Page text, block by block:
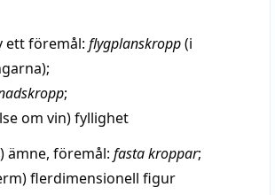
ettföremål: flygplanskropp(i
;
om vin)fyllighet
ämne, föremål: fastakroppar;
flerdimensionell figur